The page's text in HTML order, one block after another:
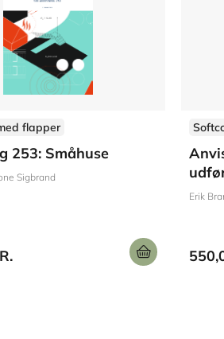
flapper
253: Småhuse
Sigbrand
Erik